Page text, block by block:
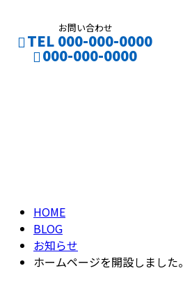
お問い合わせ
TEL 000-000-0000
000-000-0000
HOME
BLOG
お知らせ
ホームページを開設しました。